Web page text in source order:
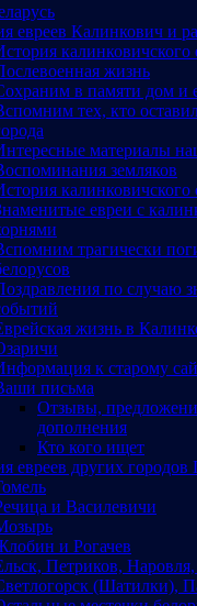
евреев Калинкович и
калинковичского
жизнь
в памяти дом и
тех, кто
материалы
земляков
калинковичского
евреи с
трагически
по случаю
жизнь в
к старому
письма
Отзывы,
дополнения
Кто кого ищет
евреев других
и Василевичи
и Рогачев
Петриков,
(Шатилки),